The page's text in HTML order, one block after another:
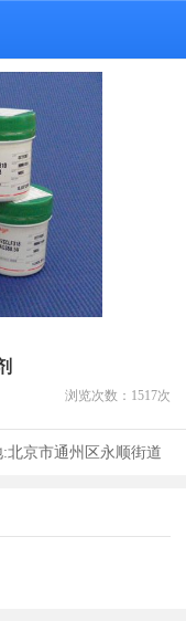
浏览次数： 1517次
北京市通州区永顺街道